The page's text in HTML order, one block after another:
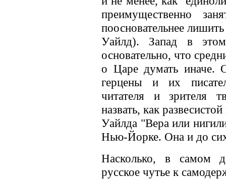
преимущественно
поосновательнее
Уайлд). Запад в этом
основательно, что
о Царе думать иначе.
герцены и их
читателя и зрителя
назвать, как
Уайлда "Вера или
Нью-Йорке. Она и до сих
Насколько, в самом
русское чутье к